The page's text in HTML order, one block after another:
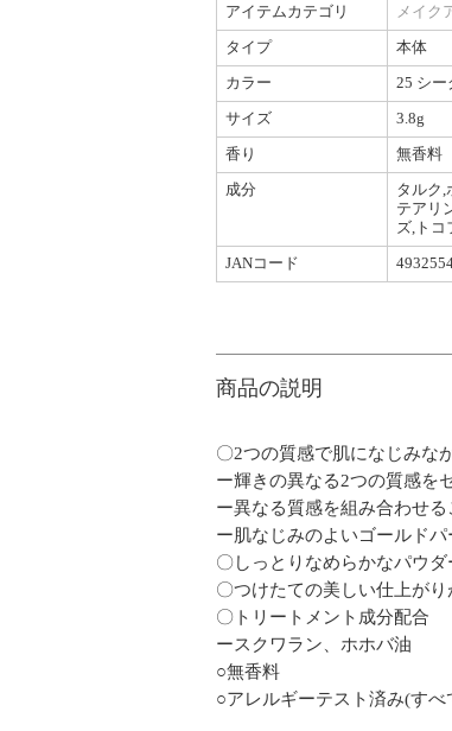
アイテムカテゴリ
メイク
タイプ
本体
カラー
25 シー
サイズ
3.8g
香り
無香料
成分
タルク,
テアリ
ズ,トコ
JANコード
商品の説明
〇2つの質感で肌になじみな
ー輝きの異なる2つの質感を
ー異なる質感を組み合わせる
ー肌なじみのよいゴールドパ
〇しっとりなめらかなパウ
〇つけたての美しい仕上が
〇トリートメント成分配合
ースクワラン、ホホバ油
○無香料
○アレルギーテスト済み(す